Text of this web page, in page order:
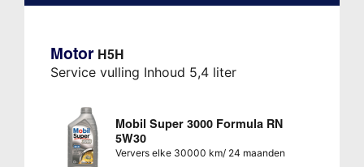
Motor H5H
Service vulling Inhoud 5,4 liter
Mobil Super 3000 Formula RN
5W30
Ververs elke 30000 km/ 24 maanden